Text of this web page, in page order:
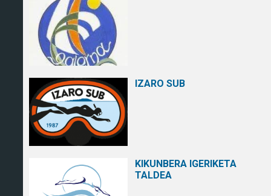
IZARO SUB
KIKUNBERA IGERIKETA
TALDEA